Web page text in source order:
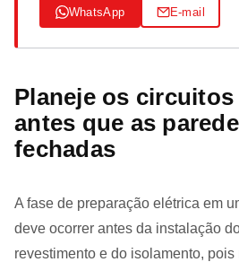
WhatsApp E-mail
Planeje os circuitos
antes que as
fechadas
A fase de preparação elétrica em
deve ocorrer antes da instalação
revestimento e do isolamento,